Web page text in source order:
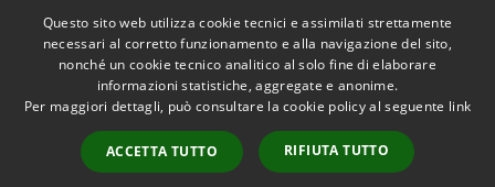
RSS
Accessibilità
Copyright © 2026 • Comune di
Municipium•
Accesso
redazione
Questo sito web utilizza cookie tecnici e assimilati strettamente
necessari al corretto funzionamento e alla navigazione del sito,
nonché un cookie tecnico analitico al solo fine di elaborare
informazioni statistiche, aggregate e anonime.
Per maggiori dettagli, può consultare la cookie policy al seguente link
ACCETTA TUTTO RIFIUTA TUTTO